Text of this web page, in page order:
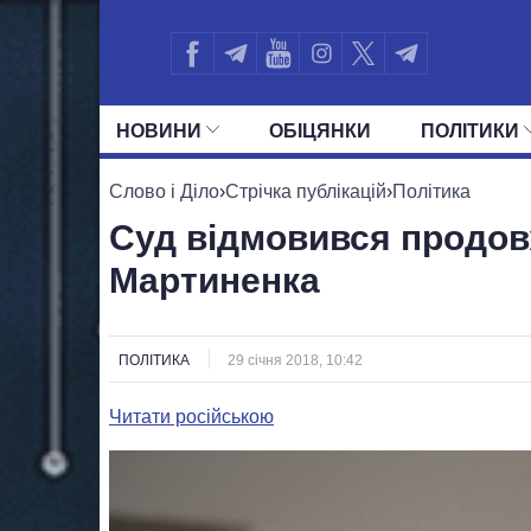
НОВИНИ ОБIЦЯНКИ ПОЛIТИКИ
УСІ ПОЛІТИКИ ПРЕЗИДЕНТ І ОФІС
Слово і Діло›Стрічка публікацій›Політика
Суд відмовився
Мартиненка
ПОЛІТИКА 29 січня 2018, 10:42
Читати російською